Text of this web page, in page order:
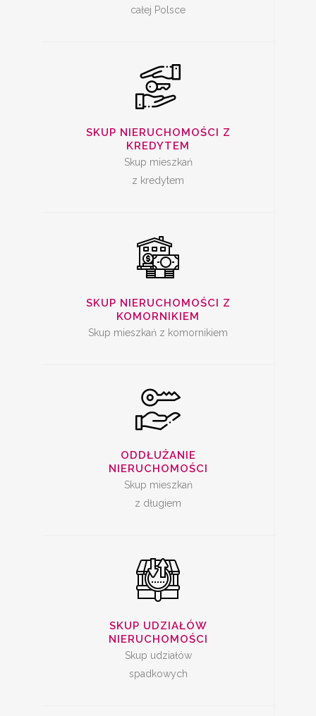
całej Polsce
SKUP NIERUCHOMOŚCI Z
KREDYTEM
Skup mieszkań
z kredytem
SKUP NIERUCHOMOŚCI Z
KOMORNIKIEM
Skup mieszkań z komornikiem
NIERUCHOMOŚCI Z
KOMORNIKIEM
ODDŁUŻANIE
NIERUCHOMOŚCI
Skup mieszkań
z długiem
SKUP ZADŁUŻONYCH
SKUP UDZIAŁÓW
NIERUCHOMOŚCI
Skup udziałów
spadkowych
NIERUCHOMOŚCI
SPRZEDAŻ
MIESZKANIA Z
LOKATOREM